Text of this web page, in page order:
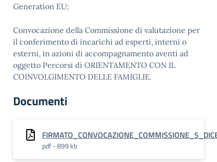
Generation EU;
Convocazione della Commissione di valutazione per
il conferimento di incarichi ad esperti, interni o
esterni, in azioni di accompagnamento aventi ad
oggetto Percorsi di ORIENTAMENTO CON IL
COINVOLGIMENTO DELLE FAMIGLIE.
Documenti
pdf - 899 kb